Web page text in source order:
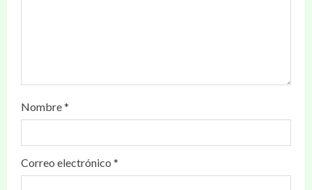
Nombre*
Correo electrónico *